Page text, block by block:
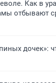
Как в
отбывают
дочек»: